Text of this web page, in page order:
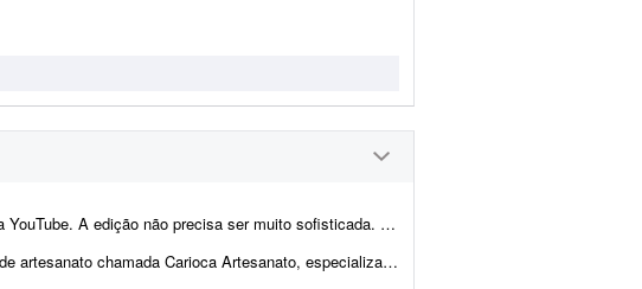
precisa ser muito sofisticada. Procuro algo simples, dinâmico e ag...
Artesanato, especializada em peças feitas à mão com pedras naturais, cristais, resina e outros materiais. Estou procu...